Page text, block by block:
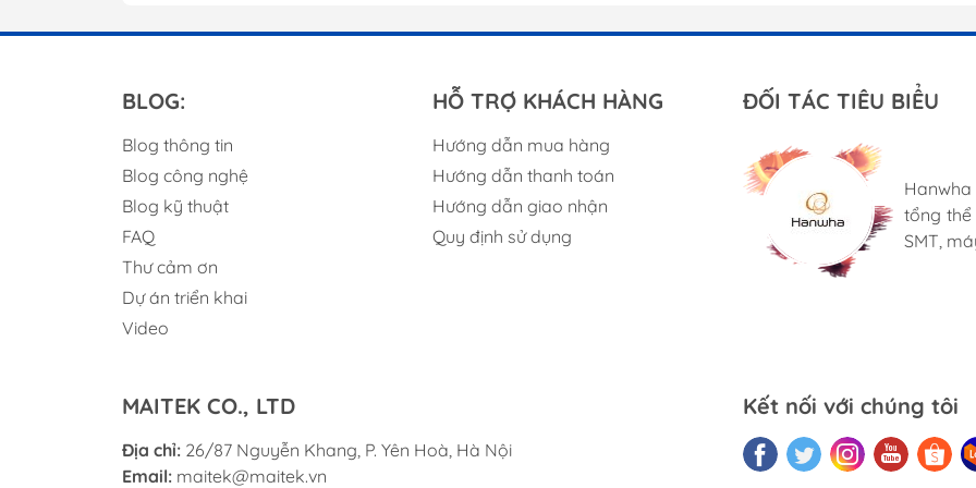
Tape Feeder
1. Machanical
Feeder
[SMN Non-IT
Feeder]
SBFB32100K
2
SBFB32110K
FEEDER
3
SBFB33100K
BLOG:
Blog thông tin
Blog công nghệ
Blog kỹ thuật
FAQ
Thư cảm ơn
Dự án triển khai
Video
HỖ TRỢ KHÁCH HÀNG
Hướng dẫn mua hàng
Hướng dẫn thanh toán
Hướng dẫn giao nhận
Quy định sử dụng
ĐỐI TÁC TIÊU BIỂU
bảng
nhỏ,
tiêu
trao
tổng
SMT,
Cung
tạo đặc
cho hình
suất
máy
R & D,
vừa và
MAITEK CO., LTD
Địa chỉ: 26/87 Nguyễn Khang, P. Yên Hoà, Hà Nội
Email: maitek@maitek.vn
Kết nối với chúng tôi